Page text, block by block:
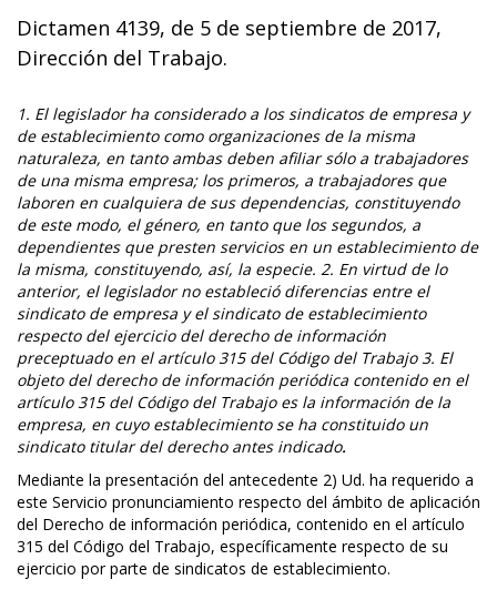
Dictamen 4139, de 5 de septiembre de 2017,
Dirección del Trabajo.
1. El legislador ha considerado a los sindicatos de empresa y
de establecimiento como organizaciones de la misma
naturaleza, en tanto ambas deben afiliar sólo a trabajadores
de una misma empresa; los primeros, a trabajadores que
laboren en cualquiera de sus dependencias, constituyendo
de este modo, el género, en tanto que los segundos, a
dependientes que presten servicios en un establecimiento de
la misma, constituyendo, así, la especie. 2. En virtud de lo
anterior, el legislador no estableció diferencias entre el
sindicato de empresa y el sindicato de establecimiento
respecto del ejercicio del derecho de información
preceptuado en el artículo 315 del Código del Trabajo 3. El
objeto del derecho de información periódica contenido en el
artículo 315 del Código del Trabajo es la información de la
empresa, en cuyo establecimiento se ha constituido un
sindicato titular del derecho antes indicado.
Mediante la presentación del antecedente 2) Ud. ha requerido a
este Servicio pronunciamiento respecto del ámbito de aplicación
del Derecho de información periódica, contenido en el artículo
315 del Código del Trabajo, específicamente respecto de su
ejercicio por parte de sindicatos de establecimiento.